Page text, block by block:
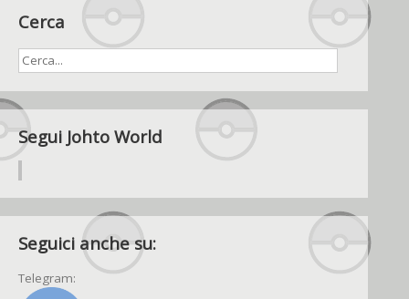
Cerca
Segui Johto World
Seguici anche su:
Telegram: